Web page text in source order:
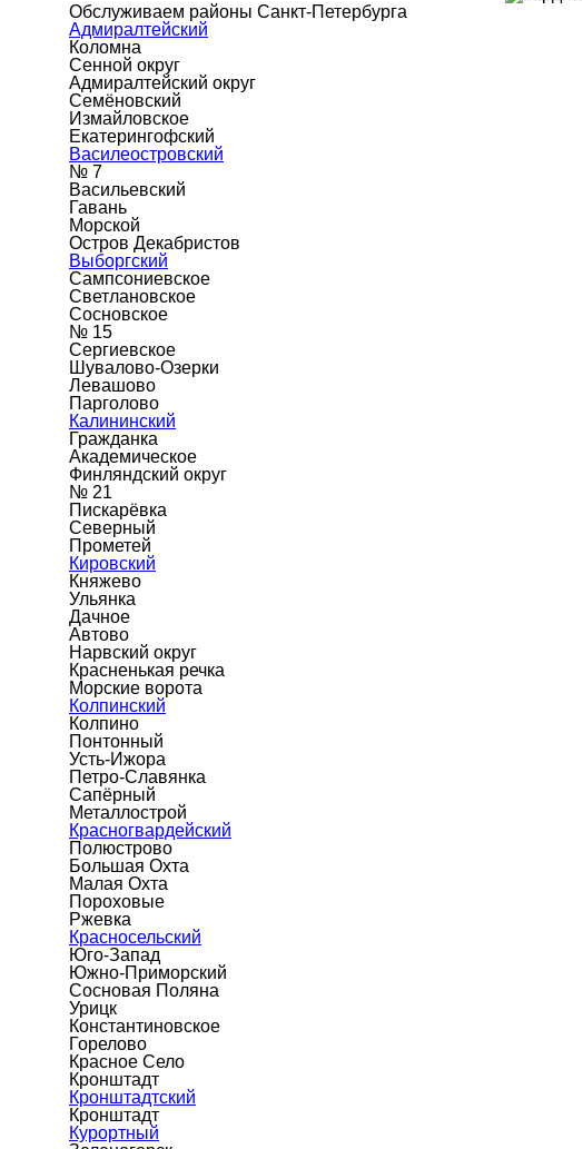
Обслуживаем районы Санкт-Петербурга
Адмиралтейский
Коломна
Сенной округ
Адмиралтейский округ
Семёновский
Измайловское
Екатерингофский
Василеостровский
№ 7
Васильевский
Гавань
Морской
Остров Декабристов
Выборгский
Сампсониевское
Светлановское
Сосновское
№ 15
Сергиевское
Шувалово-Озерки
Левашово
Парголово
Калининский
Гражданка
Академическое
Финляндский округ
№ 21
Пискарёвка
Северный
Прометей
Кировский
Княжево
Ульянка
Дачное
Автово
Нарвский округ
Красненькая речка
Морские ворота
Колпинский
Колпино
Понтонный
Усть-Ижора
Петро-Славянка
Сапёрный
Металлострой
Красногвардейский
Полюстрово
Большая Охта
Малая Охта
Пороховые
Ржевка
Красносельский
Юго-Запад
Южно-Приморский
Сосновая Поляна
Урицк
Константиновское
Горелово
Красное Село
Кронштадт
Кронштадтский
Кронштадт
Курортный